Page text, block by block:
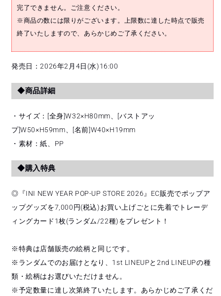
減
ら
す
や
す
完了できません。ご注意ください。
※商品の数には限りがございます。上限数に達した時点で販売
終了いたしますので、あらかじめご了承ください。
発売日：2026年2月4日(水)16:00
◆商品詳細
・サイズ：[全身]W32×H80mm、[バストアッ
プ]W50×H59mm、[名前]W40×H19mm
・素材：紙、PP
◆購入特典
◎『INI NEW YEAR POP-UP STORE 2026』EC販売でポップア
ップグッズを7,000円(税込)お買い上げごとに先着でトレーデ
ィングカード1枚(ランダム/22種)をプレゼント！
※特典は店舗販売の絵柄と同じです。
※ランダムでのお届けとなり、1st LINEUPと2nd LINEUPの種
類・絵柄はお選びいただけません。
※予定数量に達し次第終了いたします。あらかじめご了承くだ